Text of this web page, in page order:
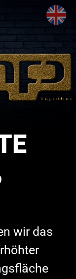
wir das